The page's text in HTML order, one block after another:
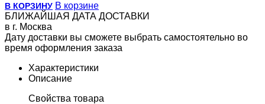
В КОРЗИНУ В корзине
БЛИЖАЙШАЯ ДАТА ДОСТАВКИ
в г. Москва
Дату доставки вы сможете выбрать самостоятельно во
время оформления заказа
Характеристики
Описание
Свойства товара